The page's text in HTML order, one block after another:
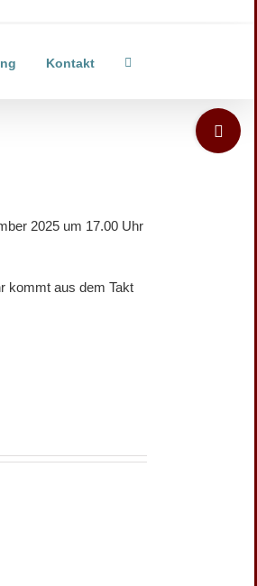
Kontakt
2025 um 17.00 Uhr
kommt aus dem Takt
Toggle
Sliding